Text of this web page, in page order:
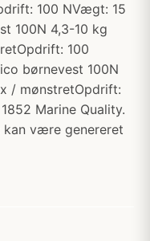
100 NVægt: 15
100N 4,3-10 kg
100
børnevest 100N
/ mønstretOpdrift:
Marine Quality.
kan være genereret